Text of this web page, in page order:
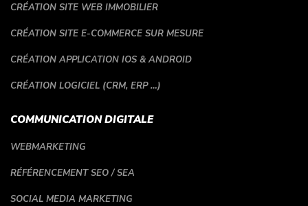
CRÉATION SITE WEB IMMOBILIER
CRÉATION SITE E-COMMERCE SUR MESURE
CRÉATION APPLICATION IOS & ANDROID
CRÉATION LOGICIEL (CRM, ERP …)
COMMUNICATION DIGITALE
WEBMARKETING
RÉFÉRENCEMENT SEO / SEA
SOCIAL MEDIA MARKETING